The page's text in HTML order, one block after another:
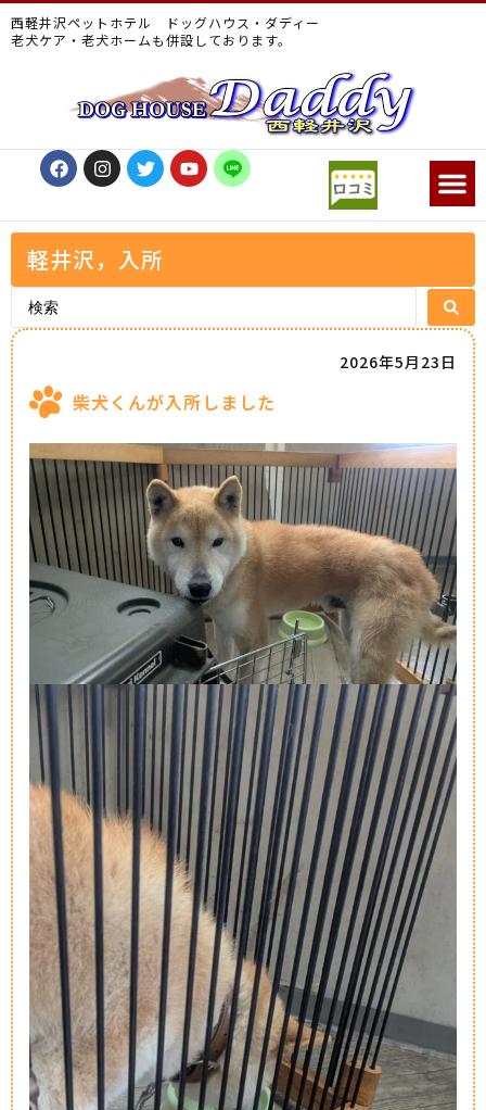
西軽井沢ペットホテル ドッグハウス・ダディー
老犬ケア・老犬ホームも併設しております。
軽井沢，入所
柴犬くんが入所しました
2026年5月23日